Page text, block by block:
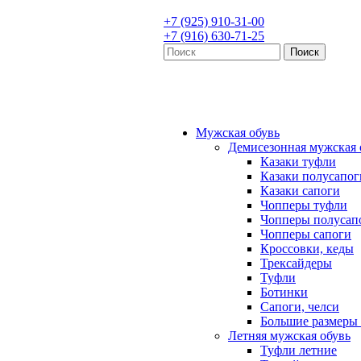
+7 (925) 910-31-00
+7 (916) 630-71-25
Мужская обувь
Демисезонная мужская
Казаки туфли
Казаки
Казаки сапоги
Чопперы туфли
Чопперы
Чопперы сапоги
Кроссовки, кеды
Трексайдеры
Туфли
Ботинки
Сапоги, челси
Большие размеры
Летняя мужская обувь
Туфли летние